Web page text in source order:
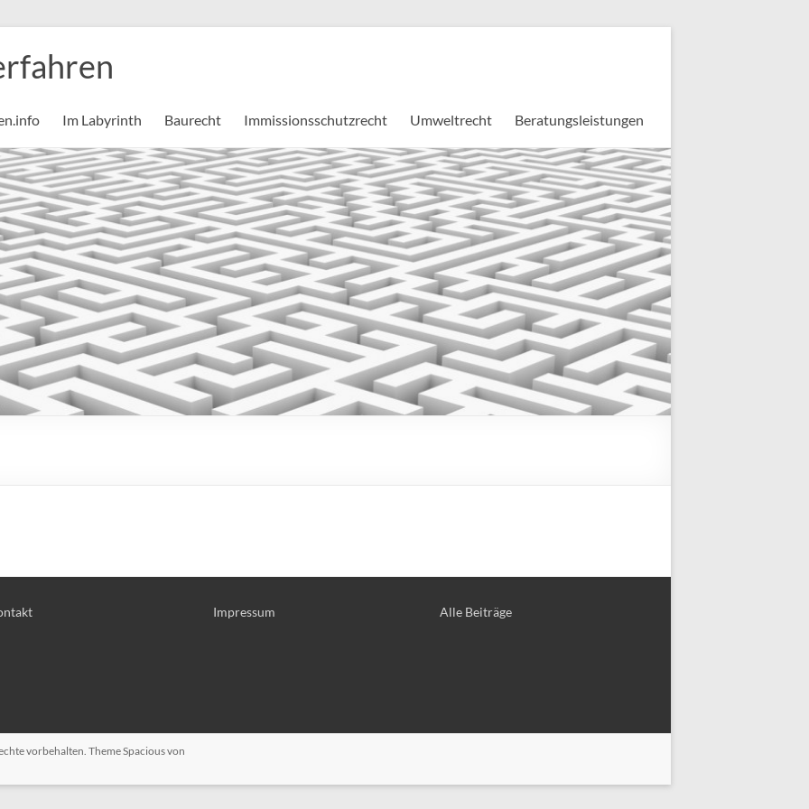
Im Labyrinth Baurecht Immissionsschutzrecht Umweltrecht Beratungsleistungen
Impressum Alle Bei­trä­ge
vorbehalten. ThemeSpaciousvon